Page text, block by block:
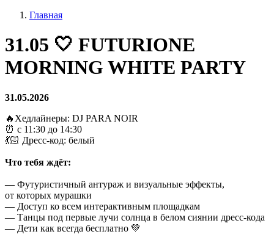
Главная
31.05 🤍 FUTURIONE
MORNING WHITE PARTY
31.05.2026
🔥Хедлайнеры: DJ PARA NOIR
⏰ с 11:30 до 14:30
💃🏻 Дресс-код: белый
Что тебя ждёт:
— Футуристичный антураж и визуальные эффекты,
от которых мурашки
— Доступ ко всем интерактивным площадкам
— Танцы под первые лучи солнца в белом сиянии дресс-кода
— Дети как всегда бесплатно 💚